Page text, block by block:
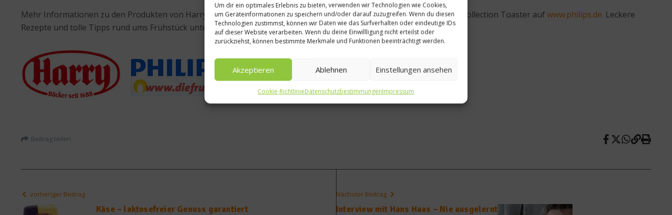
Um dir ein optimales Erlebnis zu bieten, verwenden wir Technologien wie Cookies,
um Geräteinformationen zu speichern und/oder darauf zuzugreifen. Wenn du diesen
Technologien zustimmst, können wir Daten wie das Surfverhalten oder eindeutige IDs
auf dieser Website verarbeiten. Wenn du deine Einwillligung nicht erteilst oder
zurückziehst, können bestimmte Merkmale und Funktionen beeinträchtigt werden.
Akzeptieren Ablehnen Einstellungen ansehen
Cookie-RichtlinieDatenschutzbestimmungenImpressum
Mehr Informationen zu den Produkten von Harry gibt es aufwww.harry-brot.de. Mehr Informationen zu dem Avance Collection Toaster aufwww.philips.de. Leckere
Rezepte und tolle Tipps rund ums Frühstück unter
www.diefruehstuecker.de.
Beitrag teilen
vorheriger Beitrag
Käse – laktosefreier Genuss garantiert
Nächster Beitrag
Interview mit Hans Haas – Nie ausgelernt